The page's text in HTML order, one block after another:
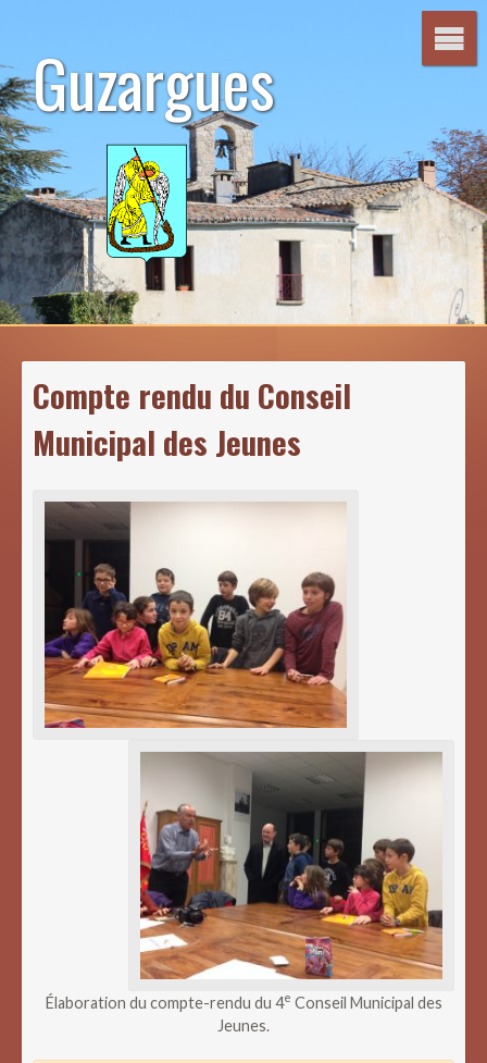
contenuGuzargues
Compte rendu du Conseil
Municipal des Jeunes
Élaboration du compte-rendu du 4e Conseil Municipal des
Jeunes.